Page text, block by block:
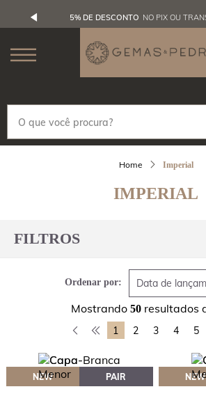
5% DE DESCONTO NO PIX OU
Imperial
IMPERIAL
FILTROS
1 2 3 4 5
Mostrando 50resultados
Ordenar por: Data de
NEW PAIR NEW